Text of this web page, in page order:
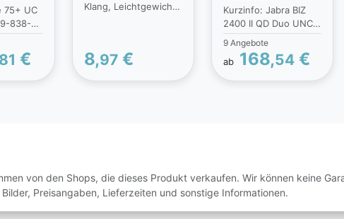
75+ UC
838-
- On-
:
81 €
Klang, Leichtgewicht
Verwicklungsfreies
8,97 €
Kurzinfo: Jabra BIZ
2400 II QD Duo UNC -
Headset - On-Ear -
kabelgebunden -
Quick Disconnect
Gruppe Headsets &
Duo UNC - Headset
Produkttyp Headset -
kabelgebunden -
9 Angebote
ab 168,54€
von den Shops, die dieses Produkt verkaufen. Wir können keine
Preisangaben, Lieferzeiten und sonstige Informationen.